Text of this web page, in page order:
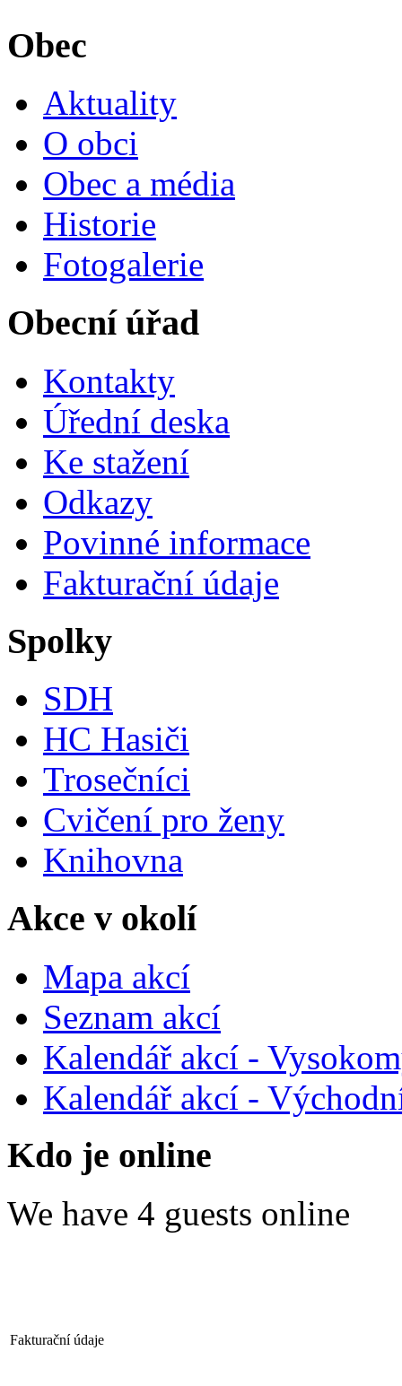
Obec
Aktuality
O obci
Obec a média
Historie
Fotogalerie
Obecní úřad
Kontakty
Úřední deska
Ke stažení
Odkazy
Povinné informace
Fakturační údaje
Spolky
SDH
HC Hasiči
Trosečníci
Cvičení pro ženy
Knihovna
Akce v okolí
Mapa akcí
Seznam akcí
Kalendář akcí -
Kalendář akcí -
Kdo je online
We have 4 guests online
Fakturační údaje